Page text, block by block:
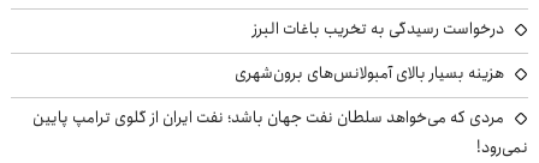
درخواست رسیدگی به تخریب باغات البرز
هزینه بسیار بالای آمبولانس‌های برون‌شهری
مردی که می‌خواهد سلطان نفت جهان باشد؛ نفت ایران از گلوی ترامپ پایین
نمی‌رود!